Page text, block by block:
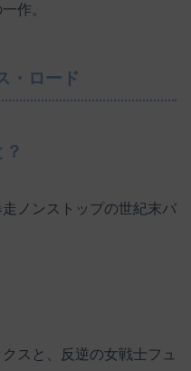
作。
・ロード
ノンストップの世紀末バ
スと、反逆の女戦士フュ